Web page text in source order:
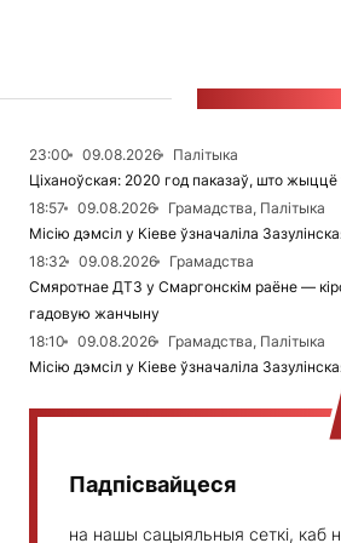
23:00 09.08.2026
Палітыка
Ціханоўская: 2020 год паказаў, што
18:57
09.08.2026
Грамадства, Палітыка
Місію дэмсіл у Кіеве ўзначаліла
18:32
09.08.2026
Грамадства
Смяротнае ДТЗ у Смаргонскім раёне —
гадовую жанчыну
18:10
09.08.2026
Грамадства, Палітыка
Місію дэмсіл у Кіеве ўзначаліла
Падпісвайцеся
на нашы сацыяльныя сеткі, каб